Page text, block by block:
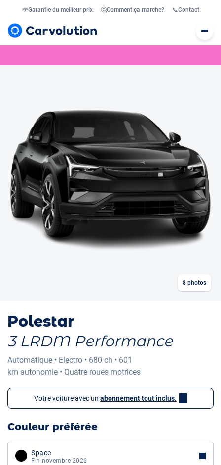
💸Garantie du meilleur prix 🤔Comment ça marche? 📞Contact
8 photos
Polestar
3 LRDM Performance
Automatique • Electro • 680 ch • 601
km autonomie • Quatre roues motrices
Votre voiture avec un abonnement tout inclus.
Couleur préférée
Space
Fin novembre 2026